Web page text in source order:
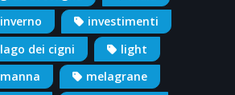
inverno
investimenti
lago dei cigni
light
manna
melagrane